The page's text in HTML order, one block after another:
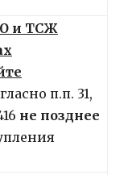
и ТСЖ
п.п. 31,
не позднее